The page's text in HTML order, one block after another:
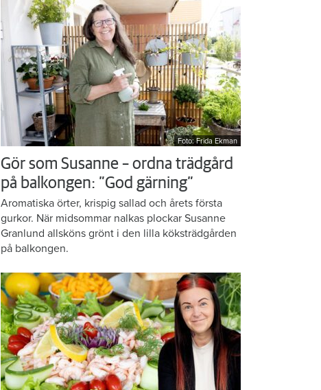
Foto: Frida Ekman
Gör som Susanne – ordna trädgård
på balkongen: ”God gärning”
Aromatiska örter, krispig sallad och årets första
gurkor. När midsommar nalkas plockar Susanne
Granlund allsköns grönt i den lilla köksträdgården
på balkongen.